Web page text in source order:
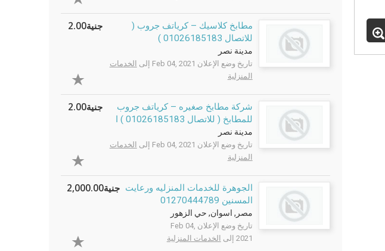
مطابخ كلاسيك – كرياتف جروب (
للاتصال 01026185183 )
مدينة نصر
تاريخ وضع الإعلان Feb 04, 2021 إلى
الخدمات
المنزلية
جنية2.00
شركة مطابخ صغيره – كرياتف جروب
للمطابخ ( للاتصال 01026185183 ) ا
مدينة نصر
تاريخ وضع الإعلان Feb 04, 2021 إلى
الخدمات
المنزلية
جنية2.00
الجوهرة للخدمات المنزليه ورعايت
المسنين 01270444789
مصر, اسوان, حي الزهور
تاريخ وضع الإعلان Feb 04,
2021 إلى
الخدمات المنزلية
جنية2,000.00